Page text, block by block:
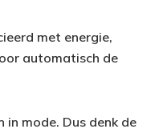
met energie,
automatisch de
mode. Dus denk de